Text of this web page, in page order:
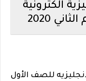
الكترونية
2020
للصف الأول